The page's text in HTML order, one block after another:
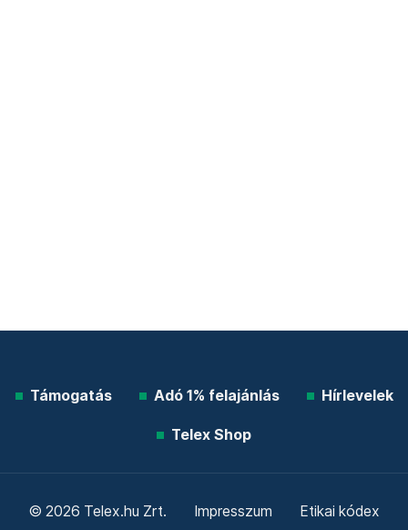
Támogatás Adó 1% felajánlás Hírlevelek
Telex Shop
© 2026 Telex.hu Zrt. Impresszum Etikai kódex